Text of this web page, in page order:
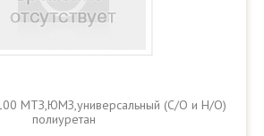
МТЗ,ЮМЗ,универсальный (С/О и Н/О)
полиуретан